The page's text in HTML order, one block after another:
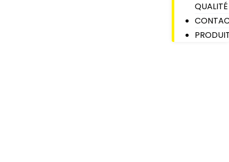
QUALITÉ